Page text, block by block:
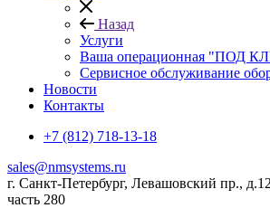
Назад
Услуги
Ваша операционная "ПОД
Сервисное обслуживание
Новости
Контакты
+7 (812) 718-13-18
sales@nmsystems.ru
г. Санкт-Петербург, Левашовский пр.,
часть 280